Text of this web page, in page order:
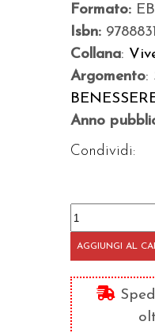
Formato:
Isbn:
Collana:
Argomento:
Anno
Condividi:
Tutto
è
quantità
AGGIUNGI AL